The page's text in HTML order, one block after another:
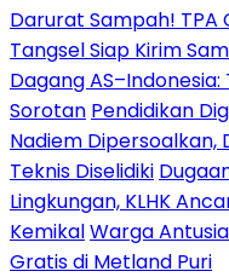
Darurat Sampah! TPA
Tangsel Siap Kirim
Dagang
Sorotan Pendidikan
Nadiem Dipersoalkan,
Teknis Diselidiki
Lingkungan, KLHK
KemikalWarga
Gratis di Metland Puri